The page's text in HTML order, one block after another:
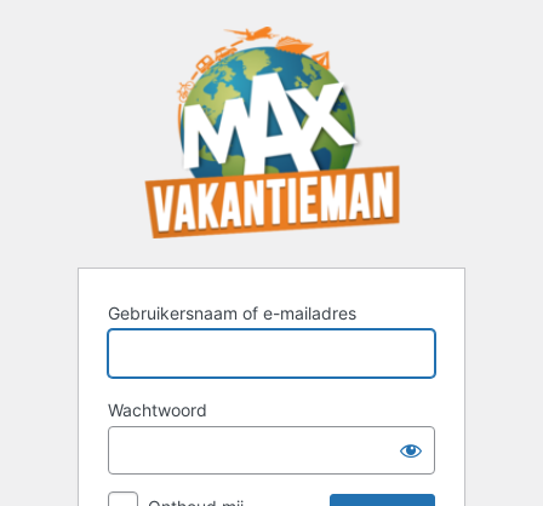
Gebruikersnaam of e-mailadres
Wachtwoord